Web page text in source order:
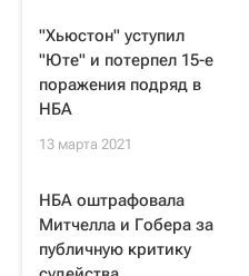
"Хьюстон" уступил
"Юте" и потерпел 15-е
поражения подряд в
НБА
13 марта 2021
НБА оштрафовала
Митчелла и Гобера за
публичную критику